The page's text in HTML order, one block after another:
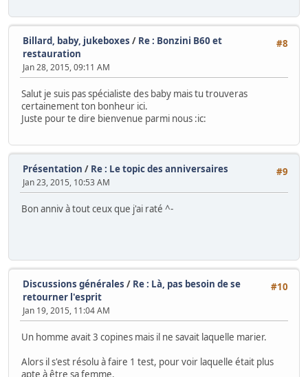
#8
Billard, baby, jukeboxes / Re : Bonzini B60 et
restauration
Jan 28, 2015, 09:11 AM
Salut je suis pas spécialiste des baby mais tu trouveras
certainement ton bonheur ici.
Juste pour te dire bienvenue parmi nous :ic:
#9
Présentation / Re : Le topic des anniversaires
Jan 23, 2015, 10:53 AM
Bon anniv à tout ceux que j'ai raté ^-
#10
Discussions générales / Re : Là, pas besoin de se
retourner l'esprit
Jan 19, 2015, 11:04 AM
Un homme avait 3 copines mais il ne savait laquelle marier.
Alors il s'est résolu à faire 1 test, pour voir laquelle était plus
apte à être sa femme.